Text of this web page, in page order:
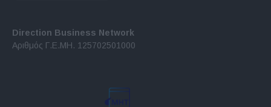
Direction Business Network
Αριθμός Γ.Ε.ΜΗ. 125702501000